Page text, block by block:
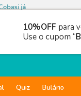
já
Quiz Bulário
10%OFF para
Use o cupom “